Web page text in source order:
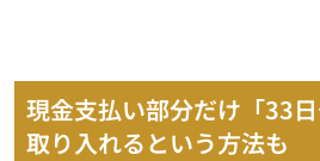
現金支払い部分だけ「33
取り入れるという方法も